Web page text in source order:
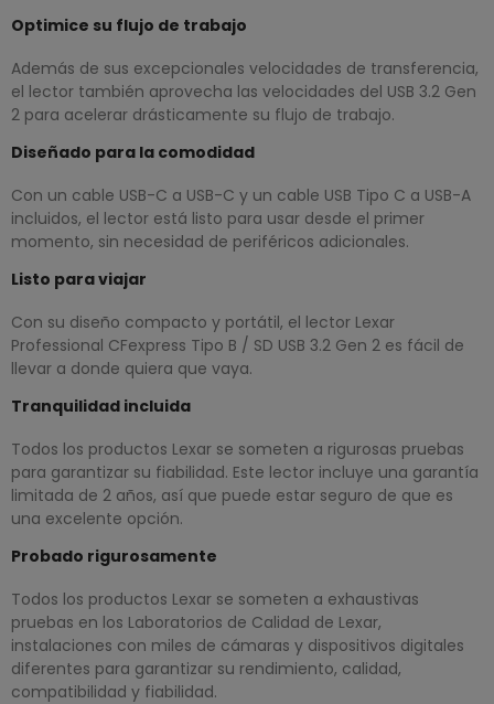
Optimice su flujo de trabajo
Además de sus excepcionales velocidades de transferencia,
el lector también aprovecha las velocidades del USB 3.2 Gen
2 para acelerar drásticamente su flujo de trabajo.
Diseñado para la comodidad
Con un cable USB-C a USB-C y un cable USB Tipo C a USB-A
incluidos, el lector está listo para usar desde el primer
momento, sin necesidad de periféricos adicionales.
Listo para viajar
Con su diseño compacto y portátil, el lector Lexar
Professional CFexpress Tipo B / SD USB 3.2 Gen 2 es fácil de
llevar a donde quiera que vaya.
Tranquilidad incluida
Todos los productos Lexar se someten a rigurosas pruebas
para garantizar su fiabilidad. Este lector incluye una garantía
limitada de 2 años, así que puede estar seguro de que es
una excelente opción.
Probado rigurosamente
Todos los productos Lexar se someten a exhaustivas
pruebas en los Laboratorios de Calidad de Lexar,
instalaciones con miles de cámaras y dispositivos digitales
diferentes para garantizar su rendimiento, calidad,
compatibilidad y fiabilidad.